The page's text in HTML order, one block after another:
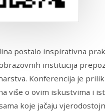
postalo inspirativna
institucija
Konferencija je
više o ovim iskustvima i
koje jačaju